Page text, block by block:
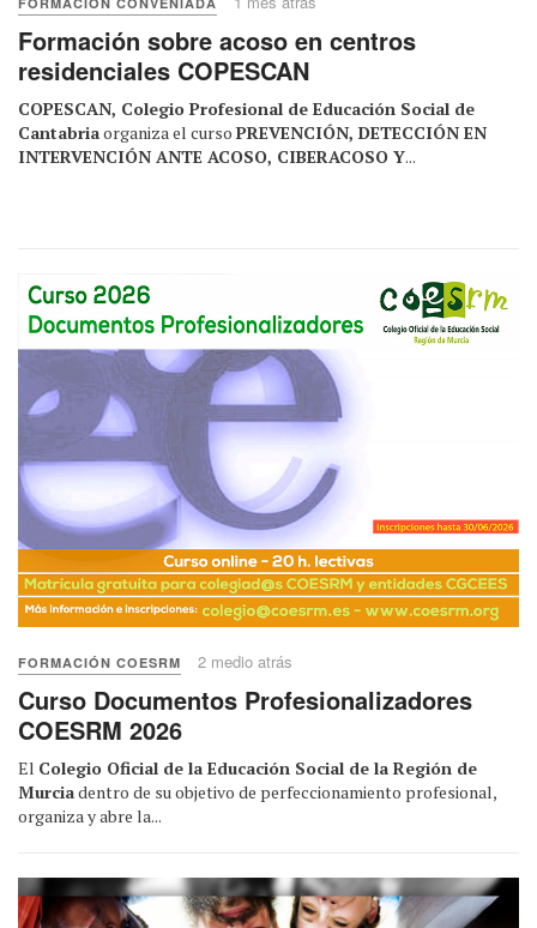
Formación sobre acoso en centros
residenciales COPESCAN
COPESCAN, Colegio Profesional de Educación Social de
Cantabriaorganiza el curso PREVENCIÓN, DETECCIÓN EN
INTERVENCIÓN ANTE ACOSO, CIBERACOSO Y...
FORMACIÓN COESRM 2 medio atrás
Curso Documentos Profesionalizadores
COESRM 2026
El Colegio Oficial de la Educación Social de la Región de
Murciadentro de su objetivo de perfeccionamiento profesional,
organiza y abre la...